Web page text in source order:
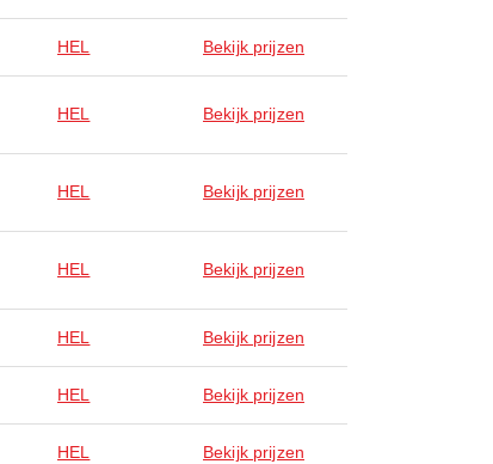
HEL Bekijk prijzen
HEL Bekijk prijzen
HEL Bekijk prijzen
HEL Bekijk prijzen
HEL Bekijk prijzen
HEL Bekijk prijzen
HEL Bekijk prijzen